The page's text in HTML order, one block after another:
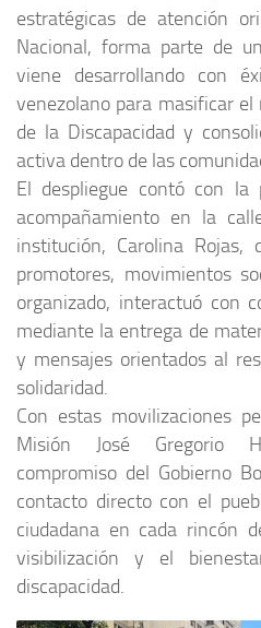
estratégicas de atención
Nacional, forma parte de
viene desarrollando con
venezolano para masificar
de la Discapacidad y
activa dentro de las
El despliegue contó con la
acompañamiento en la
institución, Carolina
promotores, movimientos
organizado, interactuó con
mediante la entrega de
y mensajes orientados al
solidaridad.
Con estas movilizaciones
Misión José Gregorio
compromiso del Gobierno
contacto directo con el
ciudadana en cada rincón
visibilización y el
discapacidad.